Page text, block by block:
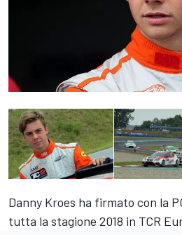
Danny Kroes ha firmato con la
tutta la stagione 2018 in TCR